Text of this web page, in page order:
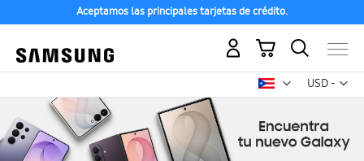
Aceptamos las principales tarjetas de crédito.
USD -
dólar
Mi carrito